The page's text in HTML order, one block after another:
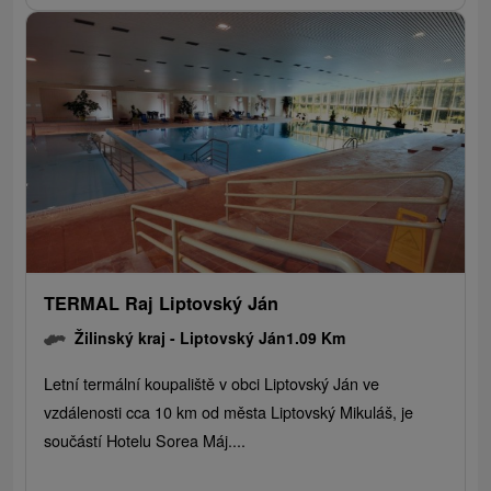
TERMAL Raj Liptovský Ján
Žilinský kraj - Liptovský Ján1.09 Km
Letní termální koupaliště v obci Liptovský Ján ve
vzdálenosti cca 10 km od města Liptovský Mikuláš, je
součástí Hotelu Sorea Máj....